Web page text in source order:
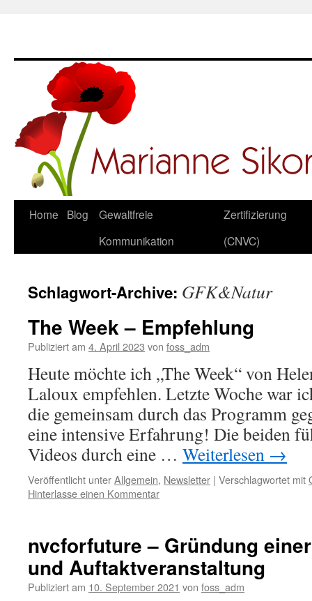
Springe
Home Blog
Gewaltfreie
Kommunikation
Zertifizierung
(CNVC)
Schlagwort-Archive: GFK&Natur
The Week – Empfehlung
Publiziert am 4. April 2023 von foss_adm
Heute möchte ich „The Week“ von
Laloux empfehlen. Letzte Woche war
die gemeinsam durch das Programm
eine intensive Erfahrung! Die beiden
Videos durch eine … Weiterlesen →
Veröffentlicht unterAllgemein, Newsletter | Verschlagwortet mit
Hinterlasse einen Kommentar
nvcforfuture – Gründung
und Auftaktveranstaltung
Publiziert am 10. September 2021 von foss_adm